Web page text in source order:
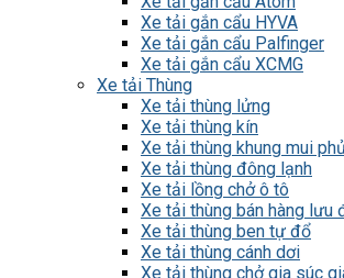
Xe tải gắn cẩu HYVA
Xe tải gắn cẩu Palfinger
Xe tải gắn cẩu XCMG
Xe tải Thùng
Xe tải thùng lửng
Xe tải thùng kín
Xe tải thùng khung mui
Xe tải thùng đông lạnh
Xe tải lồng chở ô tô
Xe tải thùng bán hàng lưu
Xe tải thùng ben tự đổ
Xe tải thùng cánh dơi
Xe tải thùng chở gia súc